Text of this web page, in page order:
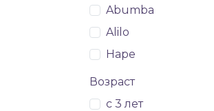
Abumba
Alilo
Hape
Возраст
с 3 лет